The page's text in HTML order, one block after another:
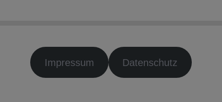
Impressum Datenschutz